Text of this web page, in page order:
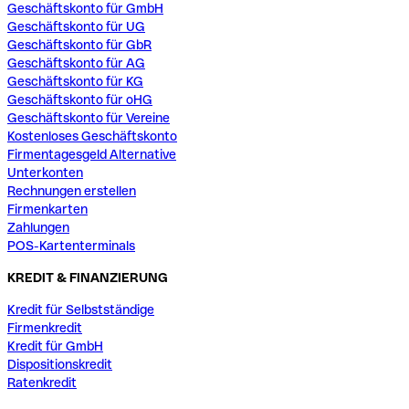
Geschäftskonto für GmbH
Geschäftskonto für UG
Geschäftskonto für GbR
Geschäftskonto für AG
Geschäftskonto für KG
Geschäftskonto für oHG
Geschäftskonto für Vereine
Kostenloses Geschäftskonto
Firmentagesgeld Alternative
Unterkonten
Rechnungen erstellen
Firmenkarten
Zahlungen
POS-Kartenterminals
KREDIT & FINANZIERUNG
Kredit für Selbstständige
Firmenkredit
Kredit für GmbH
Dispositionskredit
Ratenkredit